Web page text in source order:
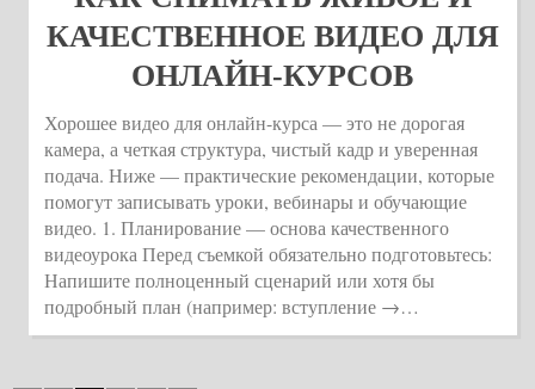
КАЧЕСТВЕННОЕ ВИДЕО ДЛЯ
ОНЛАЙН-КУРСОВ
Хорошее видео для онлайн-курса — это не дорогая
камера, а четкая структура, чистый кадр и уверенная
подача. Ниже — практические рекомендации, которые
помогут записывать уроки, вебинары и обучающие
видео. 1. Планирование — основа качественного
видеоурока Перед съемкой обязательно подготовьтесь:
Напишите полноценный сценарий или хотя бы
подробный план (например: вступление →…